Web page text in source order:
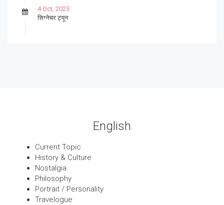
4 Oct, 2025
सिग्नेचर ट्यून
English
Current Topic
History & Culture
Nostalgia
Philosophy
Portrait / Personality
Travelogue